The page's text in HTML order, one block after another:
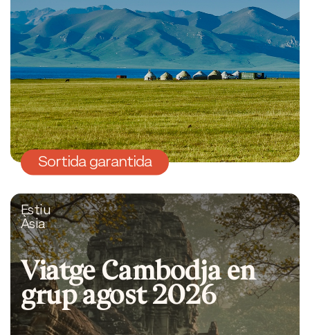
Sortida garantida
Estiu
Àsia
Viatge Cambodja en
grup agost 2026